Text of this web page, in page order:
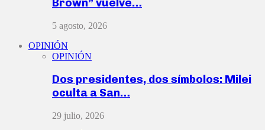
5 agosto, 2026
OPINIÓN
OPINIÓN
Dos presidentes, dos símbolos: Milei
oculta a San…
29 julio, 2026